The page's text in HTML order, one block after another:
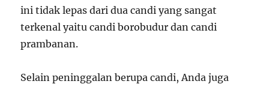
ini tidak lepas dari dua candi yang sangat
terkenal yaitu candi borobudur dan candi
prambanan.
Selain peninggalan berupa candi, Anda juga